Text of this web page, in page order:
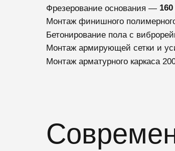
Фрезерование основания —
Монтаж финишного
Бетонирование пола с
Монтаж армирующей сетки и
Монтаж арматурного каркаса